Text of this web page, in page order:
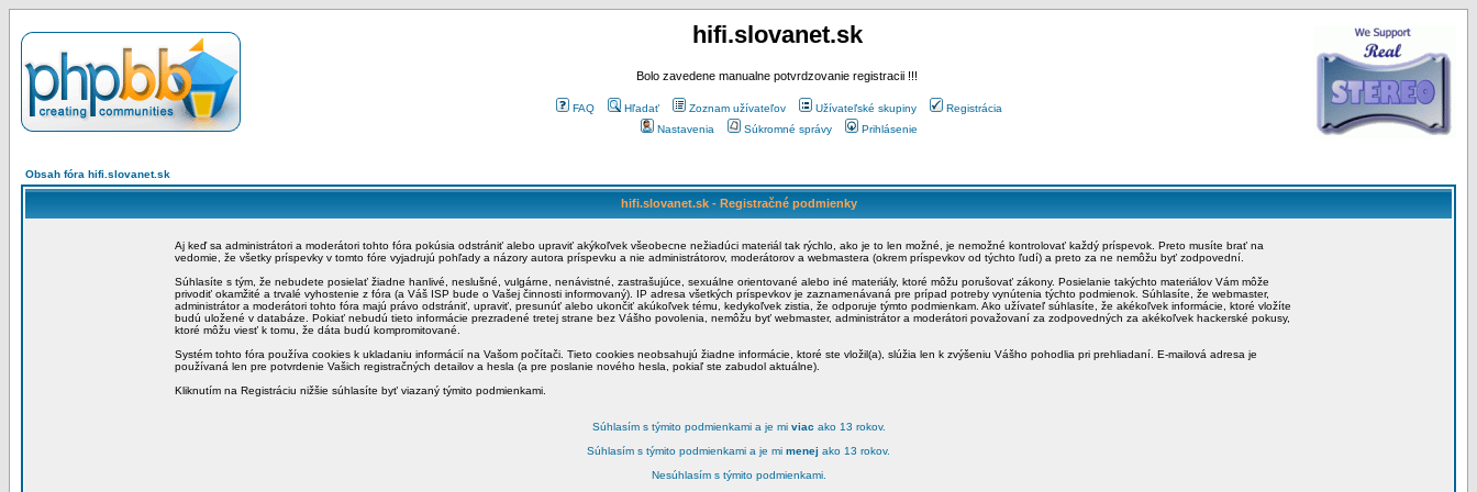
hifi.slovanet.sk
Bolo zavedene manualne potvrdzovanie registracii !!!
FAQ Hľadať Zoznam užívateľov Užívateľské skupiny
Registrácia
Nastavenia
Súkromné správy Prihlásenie
Obsah fóra hifi.slovanet.sk
hifi.slovanet.sk - Registračné podmienky
Aj keď sa administrátori a moderátori tohto fóra pokúsia odstrániť alebo upraviť akýkoľvek všeobecne nežiadúci materiál tak rýchlo, ako je to len možné, je nemožné kontrolovať každý príspevok. Preto musíte brať na
vedomie, že všetky príspevky v tomto fóre vyjadrujú pohľady a názory autora príspevku a nie administrátorov, moderátorov a webmastera (okrem príspevkov od týchto ľudí) a preto za ne nemôžu byť zodpovední.
Súhlasíte s tým, že nebudete posielať žiadne hanlivé, neslušné, vulgárne, nenávistné, zastrašujúce, sexuálne orientované alebo iné materiály, ktoré môžu porušovať zákony. Posielanie takýchto materiálov Vám môže
privodiť okamžité a trvalé vyhostenie z fóra (a Váš ISP bude o Vašej činnosti informovaný). IP adresa všetkých príspevkov je zaznamenávaná pre prípad potreby vynútenia týchto podmienok. Súhlasíte, že webmaster,
administrátor a moderátori tohto fóra majú právo odstrániť, upraviť, presunúť alebo ukončiť akúkoľvek tému, kedykoľvek zistia, že odporuje týmto podmienkam. Ako užívateľ súhlasíte, že akékoľvek informácie, ktoré vložíte
budú uložené v databáze. Pokiať nebudú tieto informácie prezradené tretej strane bez Vášho povolenia, nemôžu byť webmaster, administrátor a moderátori považovaní za zodpovedných za akékoľvek hackerské pokusy,
ktoré môžu viesť k tomu, že dáta budú kompromitované.
Systém tohto fóra používa cookies k ukladaniu informácií na Vašom počítači. Tieto cookies neobsahujú žiadne informácie, ktoré ste vložil(a), slúžia len k zvýšeniu Vášho pohodlia pri prehliadaní. E-mailová adresa je
používaná len pre potvrdenie Vašich registračných detailov a hesla (a pre poslanie nového hesla, pokiaľ ste zabudol aktuálne).
Kliknutím na Registráciu nižšie súhlasíte byť viazaný týmito podmienkami.
Súhlasím s týmito podmienkami a je mi viac ako 13 rokov.
Súhlasím s týmito podmienkami a je mi menej ako 13 rokov.
Nesúhlasím s týmito podmienkami.